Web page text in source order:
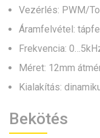
Vezérlés: PWM/
Áramfelvétel:
Frekvencia:
Méret: 12mm
Kialakítás:
Bekötés